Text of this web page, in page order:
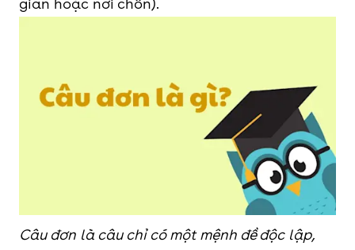
gian hoặc nơi chốn).
Câu đơn là câu chỉ có một mệnh đề độc lập,